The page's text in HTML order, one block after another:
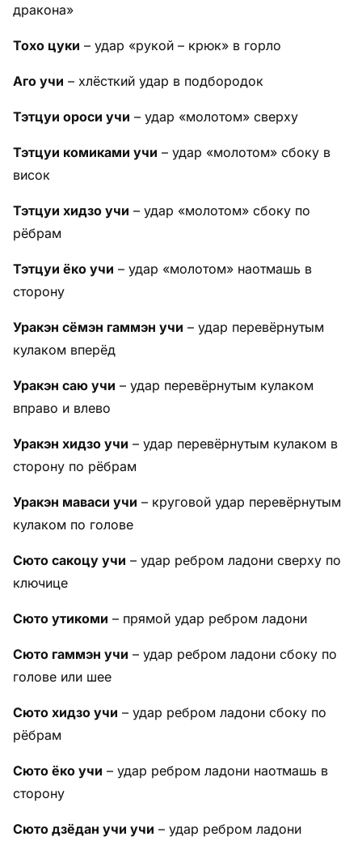
дракона»
Тохо цуки – удар «рукой – крюк» в горло
Аго учи – хлёсткий удар в подбородок
Тэтцуи ороси учи – удар «молотом» сверху
Тэтцуи комиками учи – удар «молотом» сбоку в
висок
Тэтцуи хидзо учи – удар «молотом» сбоку по
рёбрам
Тэтцуи ёко учи – удар «молотом» наотмашь в
сторону
Уракэн сёмэн гаммэн учи – удар перевёрнутым
кулаком вперёд
Уракэн саю учи – удар перевёрнутым кулаком
вправо и влево
Уракэн хидзо учи – удар перевёрнутым кулаком в
сторону по рёбрам
Уракэн маваси учи – круговой удар перевёрнутым
кулаком по голове
Сюто сакоцу учи – удар ребром ладони сверху по
ключице
Сюто утикоми – прямой удар ребром ладони
Сюто гаммэн учи – удар ребром ладони сбоку по
голове или шее
Сюто хидзо учи – удар ребром ладони сбоку по
рёбрам
Сюто ёко учи – удар ребром ладони наотмашь в
сторону
Сюто дзёдан учи учи – удар ребром ладони